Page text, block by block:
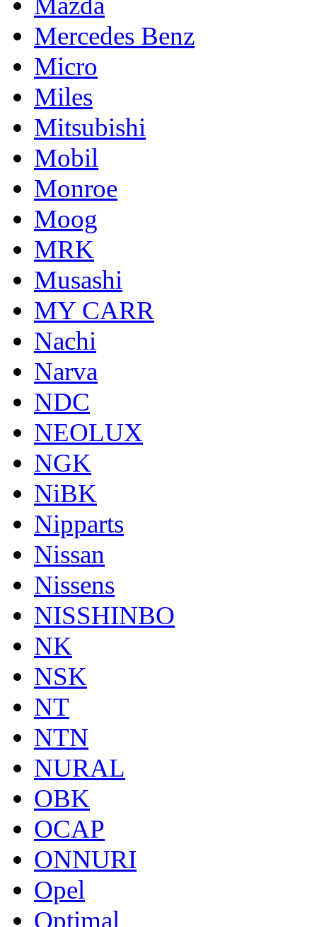
Mercedes Benz
Micro
Miles
Mitsubishi
Mobil
Monroe
Moog
MRK
Musashi
MY CARR
Nachi
Narva
NDC
NEOLUX
NGK
NiBK
Nipparts
Nissan
Nissens
NISSHINBO
NK
NSK
NT
NTN
NURAL
OBK
OCAP
ONNURI
Opel
Optimal